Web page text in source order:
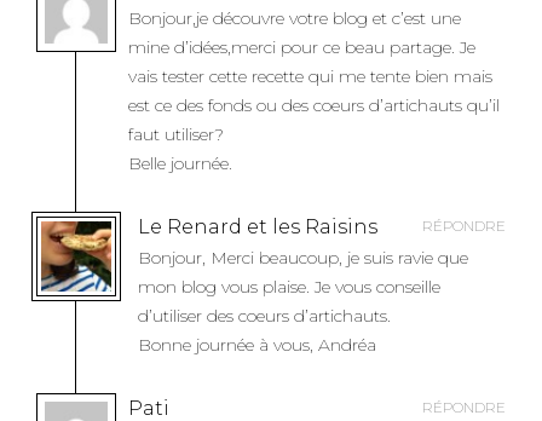
Bonjour,je découvre votre blog et c’est une
mine d’idées,merci pour ce beau partage. Je
vais tester cette recette qui me tente bien mais
est ce des fonds ou des coeurs d’artichauts qu’il
faut utiliser?
Belle journée.
Le Renard et les Raisins RÉPONDRE
Bonjour, Merci beaucoup, je suis ravie que
mon blog vous plaise. Je vous conseille
d’utiliser des coeurs d’artichauts.
Bonne journée à vous, Andréa
Pati RÉPONDRE